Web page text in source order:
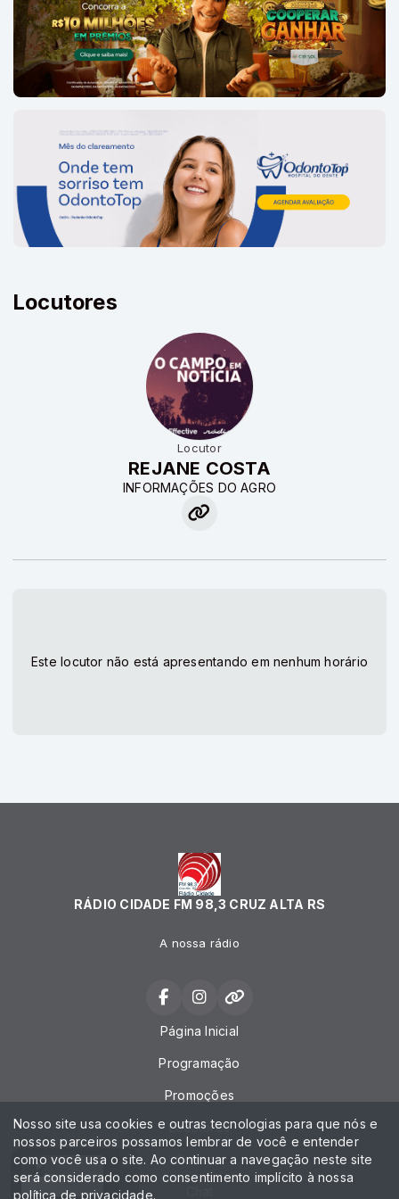
Locutores
Locutor
REJANE COSTA
INFORMAÇÕES DO AGRO
Este locutor não está apresentando em nenhum horário
RÁDIO CIDADE FM 98,3 CRUZ ALTA RS
A nossa rádio
Página Inicial
Programação
Promoções
Locutores
Contato
Nosso site usa cookies e outras tecnologias para que nós e
nossos parceiros possamos lembrar de você e entender
como você usa o site. Ao continuar a navegação neste site
será considerado como consentimento implícito à nossa
política de privacidade.